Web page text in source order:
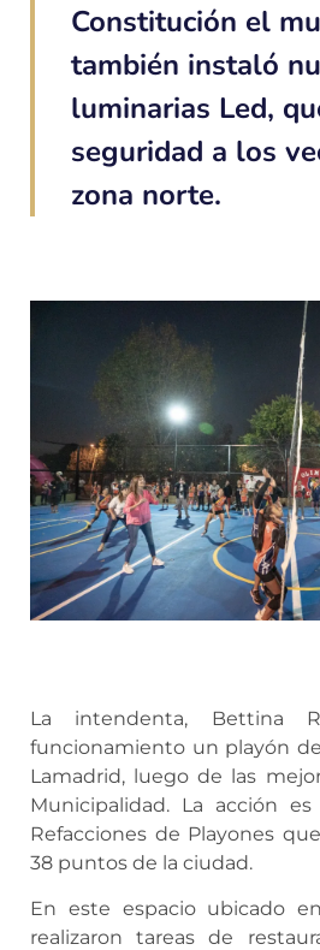
Constitución el
también instaló
luminarias Led,
seguridad a los
zona norte.
La intendenta, Bettina
funcionamiento un playón
Lamadrid, luego de las
Municipalidad. La acción
Refacciones de Playones
38 puntos de la ciudad.
En este espacio ubicado
realizaron tareas de